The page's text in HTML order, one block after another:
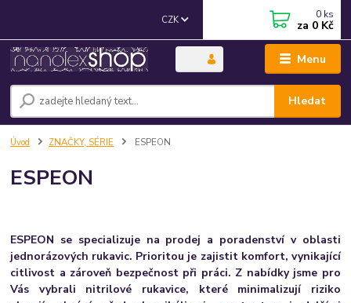
Menu
CZK
Hledat
0 ks
za 0 Kč
Úvod ZNAČKY, SÉRIE ESPEON
ESPEON
ESPEON se specializuje na prodej a poradenství v oblasti
jednorázových rukavic. Prioritou je zajistit komfort, vynikající
citlivost a zároveň bezpečnost při práci. Z nabídky jsme pro
Vás vybrali nitrilové rukavice, které minimalizují riziko